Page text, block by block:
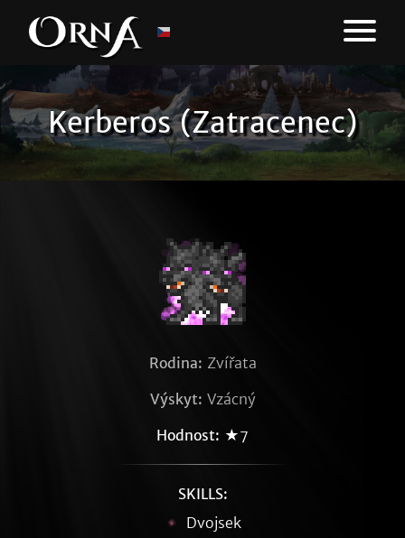
Kerberos (Zatracenec)
Rodina: Zvířata
Výskyt: Vzácný
Hodnost: ★7
SKILLS:
Dvojsek